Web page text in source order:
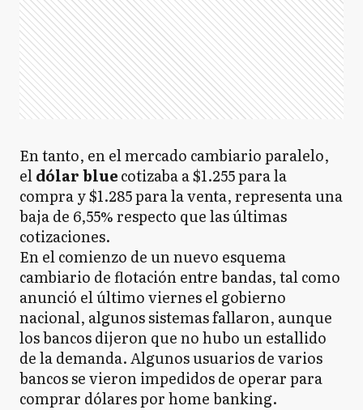
En tanto, en el mercado cambiario paralelo,
eldólar bluecotizaba a $1.255 para la
compra y $1.285 para la venta, representa una
baja de 6,55% respecto que las últimas
cotizaciones.
En el comienzo de un nuevo esquema
cambiario de flotación entre bandas, tal como
anunció el último viernes el gobierno
nacional, algunos sistemas fallaron, aunque
los bancos dijeron que no hubo un estallido
de la demanda. Algunos usuarios de varios
bancos se vieron impedidos de operar para
comprar dólares por home banking.